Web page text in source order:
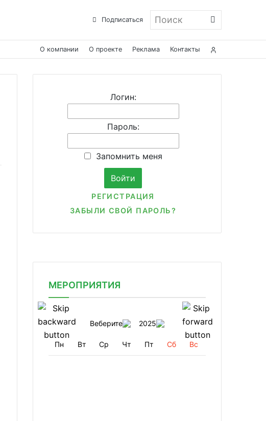
Подписаться Поиск
О компании О проекте Реклама Контакты
Логин:
Пароль:
Запомнить меня
РЕГИСТРАЦИЯ
ЗАБЫЛИ СВОЙ ПАРОЛЬ?
МЕРОПРИЯТИЯ
Веберите 2025
Пн Вт Ср Чт Пт Сб Вс